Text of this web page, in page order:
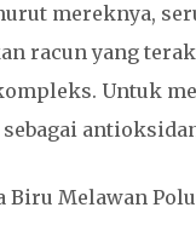
mereknya,
racun yang
Untuk
Biru Melawan